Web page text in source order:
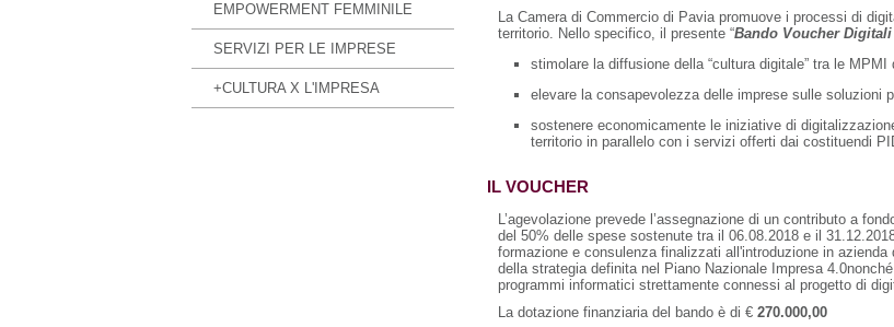
EMPOWERMENT FEMMINILE
SERVIZI PER LE IMPRESE
+CULTURA X L'IMPRESA
La Camera di Commercio di Pavia promuove i processi di
territorio. Nello specifico, il presente “Bando Voucher
stimolare la diffusione della “cultura digitale” tra le
elevare la consapevolezza delle imprese sulle soluzioni
sostenere economicamente le iniziative di
territorio in parallelo con i servizi offerti dai costituendi
IL VOUCHER
L’agevolazione prevede l’assegnazione di un contributo a
del 50% delle spese sostenute tra il 06.08.2018 e il
formazione e consulenza finalizzati all'introduzione in
della strategia definita nel Piano Nazionale Impresa
programmi informatici strettamente connessi al progetto di
La dotazione finanziaria del bando è di € 270.000,00